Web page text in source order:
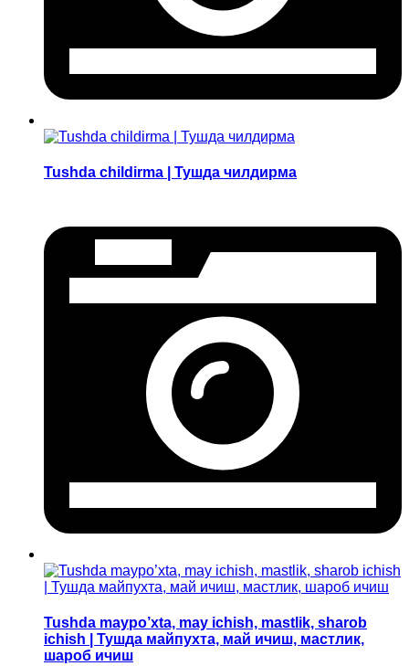
Tushda childirma | Тушда чилдирма
Tushda maypo’xta, may ichish, mastlik, sharob
ichish | Тушда майпухта, май ичиш, мастлик,
шароб ичиш